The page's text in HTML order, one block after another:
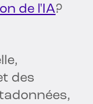
de l'IA?
des